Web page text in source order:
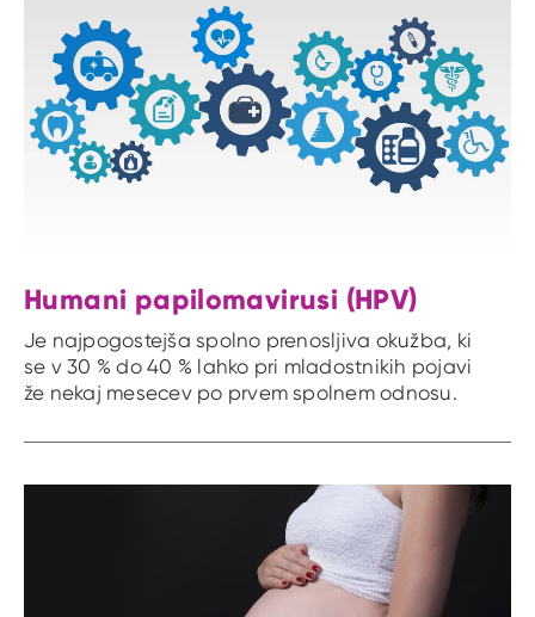
Humani papilomavirusi (HPV)
Je najpogostejša spolno prenosljiva okužba, ki
se v 30 % do 40 % lahko pri mladostnikih pojavi
že nekaj mesecev po prvem spolnem odnosu.